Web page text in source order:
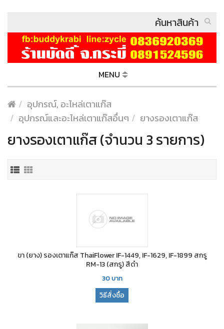
MENU
อุปกรณ์, อะไหล่เตาแก๊ส
อุปกรณ์และอะไหล่เตาแก๊สอื่นๆ
ยางรองเตาแก๊ส
ยางรองเตาแก๊ส (จำนวน 3 รายการ)
ขา (ยาง) รองเตาแก๊ส ThaiFlower IF-1449, IF-1629, IF-1899 สกรู
RM-13 (สกรู) สีดำ
30บาท
วิธีสั่งซื้อ